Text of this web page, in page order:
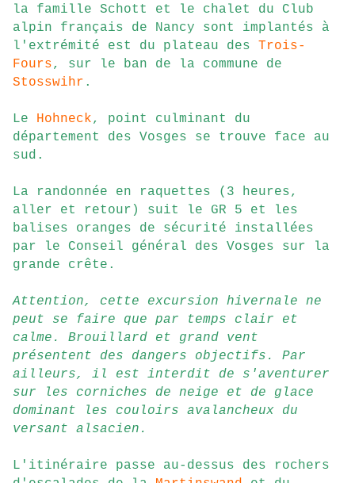
la famille Schott et le chalet du Club
alpin français de Nancy sont implantés à
l'extrémité est du plateau des Trois-
Fours, sur le ban de la commune de
Stosswihr .
Le Hohneck, point culminant du
département des Vosges se trouve face au
sud.
La randonnée en raquettes (3 heures,
aller et retour) suit le GR 5 et les
balises oranges de sécurité installées
par le Conseil général des Vosges sur la
grande crête.
Attention, cette excursion hivernale ne
peut se faire que par temps clair et
calme. Brouillard et grand vent
présentent des dangers objectifs. Par
ailleurs, il est interdit de s'aventurer
sur les corniches de neige et de glace
dominant les couloirs avalancheux du
versant alsacien.
L'itinéraire passe au-dessus des rochers